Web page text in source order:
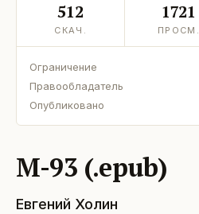
512
СКАЧ.
1721
ПРОСМ.
Ограничение
Правообладатель
Опубликовано
М-93 (.epub)
Евгений Холин